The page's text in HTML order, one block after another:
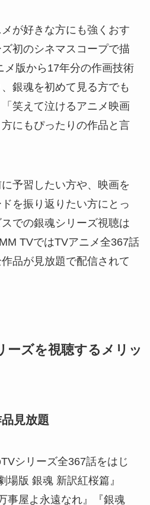
が好きな方にも強くおす
初のシネマスコープで描
メ版から17年分の作画技術
銀魂を初めて見る方でも
笑えて泣けるアニメ映画
にもぴったりの作品と言
予習したい方や、映画を
を振り返りたい方にとっ
での銀魂シリーズ視聴は
TVではTVアニメ全367話
品が見放題で配信されて
ーズを視聴するメリッ
見放題
シリーズ全367話をはじ
場版 銀魂 新訳紅桜篇』
事屋よ永遠なれ』『銀魂